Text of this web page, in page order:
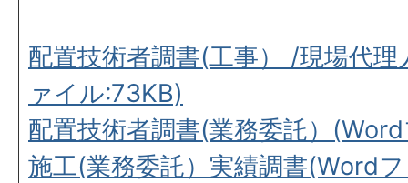
配置技術者調書(工事） /現場代
ァイル:73KB)
配置技術者調書(業務委託）
施工(業務委託）実績調書(Word